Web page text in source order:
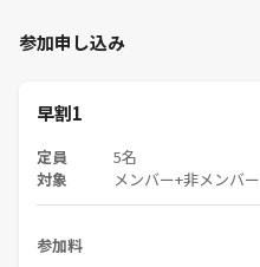
参加申し込み
早割1
定員 5名
対象 メンバー+非メンバー
参加料